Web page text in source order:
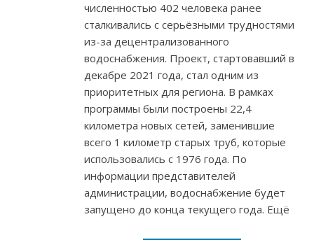
численностью 402 человека ранее
сталкивались с серьёзными трудностями
из-за децентрализованного
водоснабжения. Проект, стартовавший в
декабре 2021 года, стал одним из
приоритетных для региона. В рамках
программы были построены 22,4
километра новых сетей, заменившие
всего 1 километр старых труб, которые
использовались с 1976 года. По
информации представителей
администрации, водоснабжение будет
запущено до конца текущего года. Ещё